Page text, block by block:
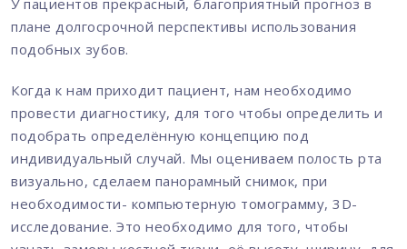
У пациентов прекрасный, благоприятный прогноз в
плане долгосрочной перспективы использования
подобных зубов.
Когда к нам приходит пациент, нам необходимо
провести диагностику, для того чтобы определить и
подобрать определённую концепцию под
индивидуальный случай. Мы оцениваем полость рта
визуально, сделаем панорамный снимок, при
необходимости- компьютерную томограмму, 3D-
исследование. Это необходимо для того, чтобы